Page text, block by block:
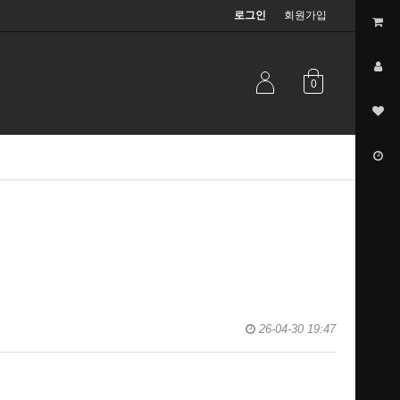
회원가입
로그인
0
26-04-30 19:47